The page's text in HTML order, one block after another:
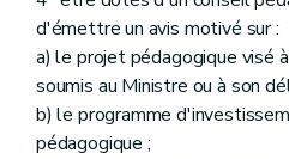
d'émettre un avis motivé sur :
a) le projet pédagogique visé
soumis au Ministre ou à son
b) le programme
pédagogique ;